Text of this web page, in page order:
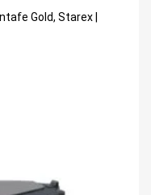
Gold, Starex |